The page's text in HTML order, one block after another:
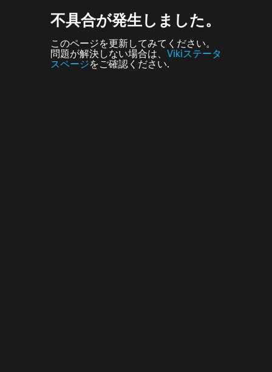
不具合が発生しました。
このページを更新してみてください。
問題が解決しない場合は、 Vikiステータ
スページをご確認ください.